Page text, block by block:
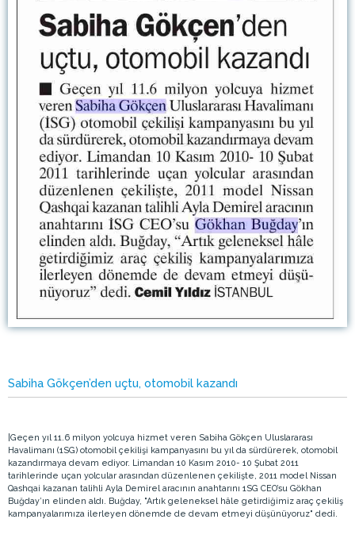
Sabiha Gökçen’den uçtu, otomobil kazandı
¦Geçen yıl 11.6 milyon yolcuya hizmet veren Sabiha Gökçen Uluslararası
Havalimanı (1SG) otomobil çekilişi kampanyasını bu yıl da sürdürerek, otomobil
kazandırmaya devam ediyor. Limandan 10 Kasım 2010- 10 Şubat 2011
tarihlerinde uçan yolcular arasından düzenlenen çekilişte, 2011 model Nissan
Qashqai kazanan talihli Ayla Demirel aracının anahtarını 1SG CEO’su Gökhan
Buğday’ın elinden aldı. Buğday, "Artık geleneksel hâle getirdiğimiz araç çekiliş
kampanyalarımıza ilerleyen dönemde de devam etmeyi düşünüyoruz" dedi.